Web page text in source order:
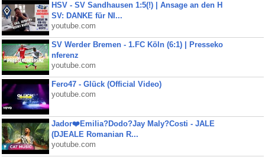
HSV - SV Sandhausen 1:5(!) | Ansage an den H
SV: DANKE für NI...
youtube.com
SV Werder Bremen - 1.FC Köln (6:1) | Presseko
nferenz
youtube.com
Fero47 - Glück (Official Video)
youtube.com
Jador❤️Emilia?Dodo?Jay Maly?Costi - JALE
(DJEALE Romanian R...
youtube.com